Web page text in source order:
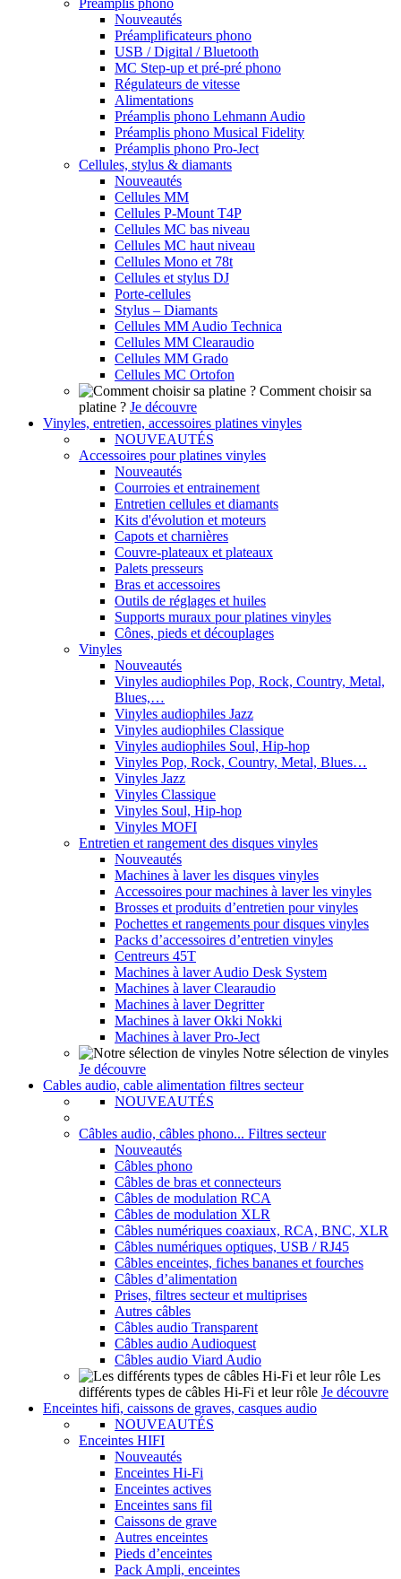
Préamplis phono
Nouveautés
Préamplificateurs phono
USB / Digital / Bluetooth
MC Step-up et pré-pré phono
Régulateurs de vitesse
Alimentations
Préamplis phono Lehmann Audio
Préamplis phono Musical Fidelity
Préamplis phono Pro-Ject
Cellules, stylus & diamants
Nouveautés
Cellules MM
Cellules P-Mount T4P
Cellules MC bas niveau
Cellules MC haut niveau
Cellules Mono et 78t
Cellules et stylus DJ
Porte-cellules
Stylus – Diamants
Cellules MM Audio Technica
Cellules MM Clearaudio
Cellules MM Grado
Cellules MC Ortofon
Comment choisir sa
platine ? Je découvre
Vinyles, entretien, accessoires platines vinyles
NOUVEAUTÉS
Accessoires pour platines vinyles
Nouveautés
Courroies et entrainement
Entretien cellules et diamants
Kits d'évolution et moteurs
Capots et charnières
Couvre-plateaux et plateaux
Palets presseurs
Bras et accessoires
Outils de réglages et huiles
Supports muraux pour platines vinyles
Cônes, pieds et découplages
Vinyles
Nouveautés
Vinyles audiophiles Pop, Rock, Country, Metal,
Blues,…
Vinyles audiophiles Jazz
Vinyles audiophiles Classique
Vinyles audiophiles Soul, Hip-hop
Vinyles Pop, Rock, Country, Metal, Blues…
Vinyles Jazz
Vinyles Classique
Vinyles Soul, Hip-hop
Vinyles MOFI
Entretien et rangement des disques vinyles
Nouveautés
Machines à laver les disques vinyles
Accessoires pour machines à laver les vinyles
Brosses et produits d’entretien pour vinyles
Pochettes et rangements pour disques vinyles
Packs d’accessoires d’entretien vinyles
Centreurs 45T
Machines à laver Audio Desk System
Machines à laver Clearaudio
Machines à laver Degritter
Machines à laver Okki Nokki
Machines à laver Pro-Ject
Notre sélection de vinyles
Je découvre
Cables audio, cable alimentation filtres secteur
NOUVEAUTÉS
Câbles audio, câbles phono... Filtres secteur
Nouveautés
Câbles phono
Câbles de bras et connecteurs
Câbles de modulation RCA
Câbles de modulation XLR
Câbles numériques coaxiaux, RCA, BNC, XLR
Câbles numériques optiques, USB / RJ45
Câbles enceintes, fiches bananes et fourches
Câbles d’alimentation
Prises, filtres secteur et multiprises
Autres câbles
Câbles audio Transparent
Câbles audio Audioquest
Câbles audio Viard Audio
Les
différents types de câbles Hi-Fi et leur rôle Je découvre
Enceintes hifi, caissons de graves, casques audio
NOUVEAUTÉS
Enceintes HIFI
Nouveautés
Enceintes Hi-Fi
Enceintes actives
Enceintes sans fil
Caissons de grave
Autres enceintes
Pieds d’enceintes
Pack Ampli, enceintes